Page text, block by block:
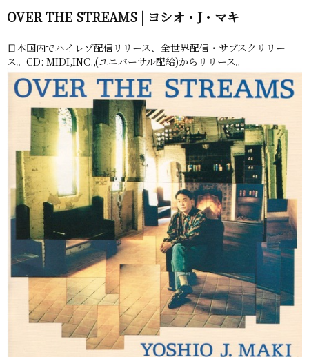
OVER THE STREAMS | ヨシオ・J・マキ
日本国内でハイレゾ配信リリース、全世界配信・サブスクリリー
ス。CD: MIDI,INC.,(ユニバーサル配給)からリリース。